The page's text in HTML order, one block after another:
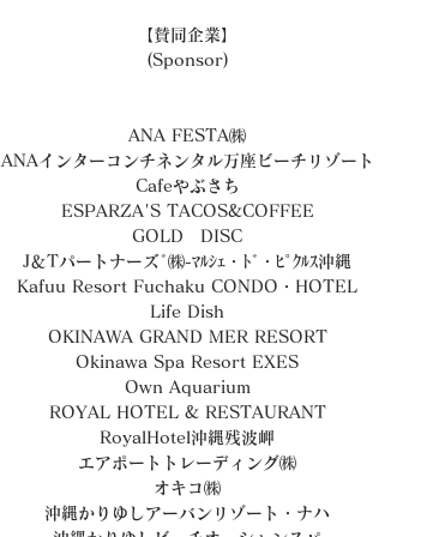
【賛同企業】
(Sponsor)
﻿ANA FESTA㈱
ANAインターコンチネンタル万座ビーチリゾート
Cafeやぶさち
ESPARZA'S TACOS&COFFEE
GOLD　DISC
J＆Tパートナーズﾞ㈱-ﾏﾙｼｪ・ﾄﾞ・ﾋﾟｸﾙｽ沖縄
Kafuu Resort Fuchaku CONDO・HOTEL
Life Dish
OKINAWA GRAND MER RESORT
Okinawa Spa Resort EXES
Own Aquarium
ROYAL HOTEL & RESTAURANT
RoyalHotel沖縄残波岬
エアポートトレーディング㈱
オキコ㈱
沖縄かりゆしアーバンリゾート・ナハ